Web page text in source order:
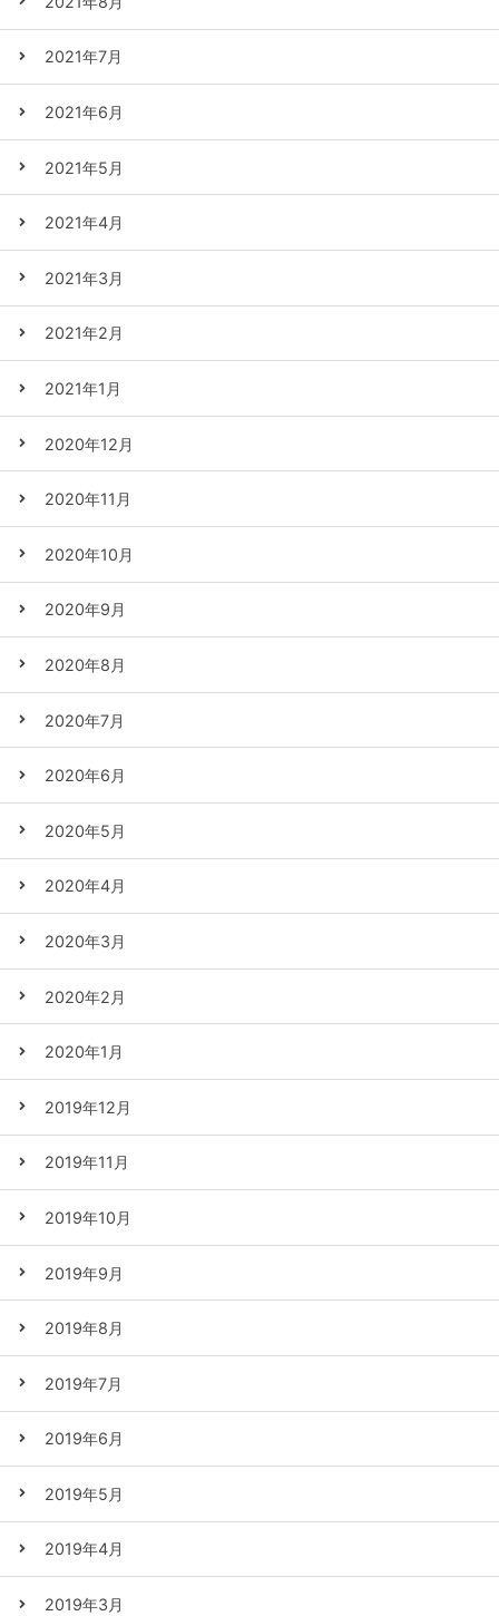
2021年7月
2021年6月
2021年5月
2021年4月
2021年3月
2021年2月
2021年1月
2020年12月
2020年11月
2020年10月
2020年9月
2020年8月
2020年7月
2020年6月
2020年5月
2020年4月
2020年3月
2020年2月
2020年1月
2019年12月
2019年11月
2019年10月
2019年9月
2019年8月
2019年7月
2019年6月
2019年5月
2019年4月
2019年3月